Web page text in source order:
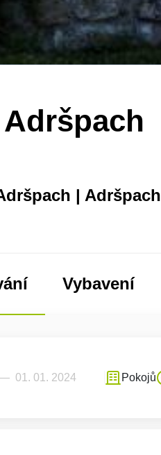
| Adršpach
Vybavení
Pokojů